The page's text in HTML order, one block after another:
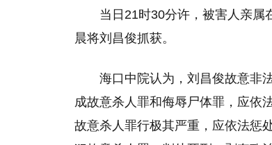
当日21时30分许，被害人亲属
晨将刘昌俊抓获。
海口中院认为，刘昌俊故意非
成故意杀人罪和侮辱尸体罪，应依
故意杀人罪行极其严重，应依法惩